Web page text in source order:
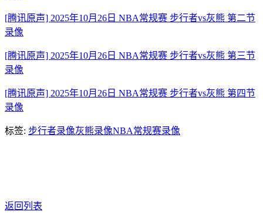
[腾讯原声] 2025年10月26日 NBA常规赛 步行者vs灰熊 第二节
录像
[腾讯原声] 2025年10月26日 NBA常规赛 步行者vs灰熊 第三节
录像
[腾讯原声] 2025年10月26日 NBA常规赛 步行者vs灰熊 第四节
录像
标签: 步行者录像灰熊录像NBA常规赛录像
返回列表